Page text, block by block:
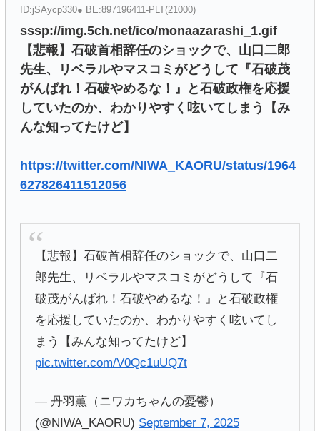
ID:jSAycp330● BE:897196411-PLT(21000)
sssp://img.5ch.net/ico/monaazarashi_1.gif
【悲報】石破首相辞任のショックで、山口二郎
先生、リベラルやマスコミがどうして『石破茂
がんばれ！石破やめるな！』と石破政権を応援
していたのか、わかりやすく呟いてしまう【み
んな知ってたけど】
https://twitter.com/NIWA_KAORU/status/1964
627826411512056
【悲報】石破首相辞任のショックで、山口二
郎先生、リベラルやマスコミがどうして『石
破茂がんばれ！石破やめるな！』と石破政権
を応援していたのか、わかりやすく呟いてし
まう【みんな知ってたけど】
pic.twitter.com/V0Qc1uUQ7t
— 丹羽薫（ニワカちゃんの憂鬱）
(@NIWA_KAORU) September 7, 2025